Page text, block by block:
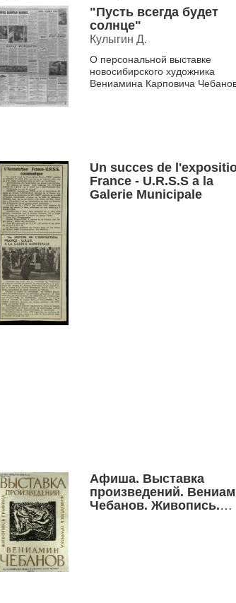
"Пусть всегда будет
солнце"
Кулыгин Д.
О персональной выставке
новосибирского художника
Вениамина Карповича
Un succes de
France - U.R.S.S a la
Galerie Municipale
Афиша. Выставка
произведений.
Чебанов. Живопись.